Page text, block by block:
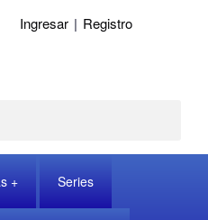
Ingresar | Registro
Series